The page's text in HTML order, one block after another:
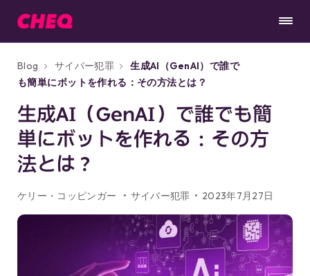
Blog サイバー犯罪
生成AI（GenAI）で誰で
も簡単にボットを作れる：その方法とは？
生成AI（GenAI）で誰でも簡
単にボットを作れる：その方
法とは？
ケリー・コッピンガー サイバー犯罪 2023年7月27日